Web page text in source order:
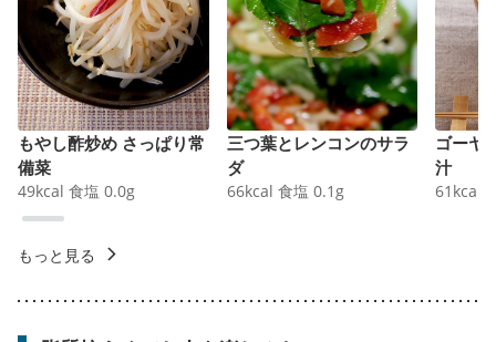
もやし酢炒め さっぱり常
備菜
49kcal 食塩 0.0g
三つ葉とレンコンのサラ
ダ
66kcal 食塩 0.1 g
ゴーヤ
汁
61 kcal
もっと見る